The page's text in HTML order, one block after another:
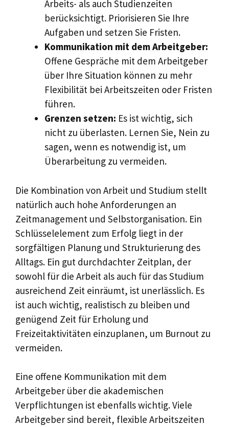
Arbeits- als auch Studienzeiten
berücksichtigt. Priorisieren Sie Ihre
Aufgaben und setzen Sie Fristen.
Kommunikation mit dem Arbeitgeber:
Offene Gespräche mit dem Arbeitgeber
über Ihre Situation können zu mehr
Flexibilität bei Arbeitszeiten oder Fristen
führen.
Grenzen setzen: Es ist wichtig, sich
nicht zu überlasten. Lernen Sie, Nein zu
sagen, wenn es notwendig ist, um
Überarbeitung zu vermeiden.
Die Kombination von Arbeit und Studium stellt
natürlich auch hohe Anforderungen an
Zeitmanagement und Selbstorganisation. Ein
Schlüsselelement zum Erfolg liegt in der
sorgfältigen Planung und Strukturierung des
Alltags. Ein gut durchdachter Zeitplan, der
sowohl für die Arbeit als auch für das Studium
ausreichend Zeit einräumt, ist unerlässlich. Es
ist auch wichtig, realistisch zu bleiben und
genügend Zeit für Erholung und
Freizeitaktivitäten einzuplanen, um Burnout zu
vermeiden.
Eine offene Kommunikation mit dem
Arbeitgeber über die akademischen
Verpflichtungen ist ebenfalls wichtig. Viele
Arbeitgeber sind bereit, flexible Arbeitszeiten